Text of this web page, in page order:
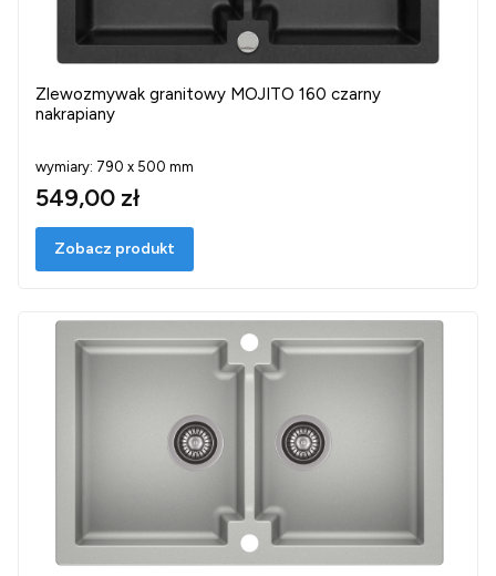
Zlewozmywak granitowy MOJITO 160 czarny
nakrapiany
wymiary: 790 x 500 mm
549,00 zł
Zobacz produkt